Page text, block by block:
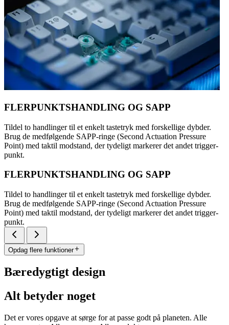
FLERPUNKTSHANDLING OG SAPP
Tildel to handlinger til et enkelt tastetryk med forskellige dybder.
Brug de medfølgende SAPP-ringe (Second Actuation Pressure
Point) med taktil modstand, der tydeligt markerer det andet trigger-
punkt.
FLERPUNKTSHANDLING OG SAPP
Tildel to handlinger til et enkelt tastetryk med forskellige dybder.
Brug de medfølgende SAPP-ringe (Second Actuation Pressure
Point) med taktil modstand, der tydeligt markerer det andet trigger-
punkt.
Opdag flere funktioner
Bæredygtigt design
Alt betyder noget
Det er vores opgave at sørge for at passe godt på planeten. Alle